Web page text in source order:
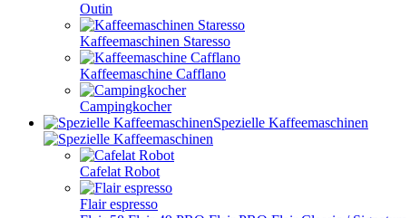
Outin
Kaffeemaschinen Staresso
Kaffeemaschine Cafflano
Campingkocher
Spezielle Kaffeemaschinen
Cafelat Robot
Flair espresso